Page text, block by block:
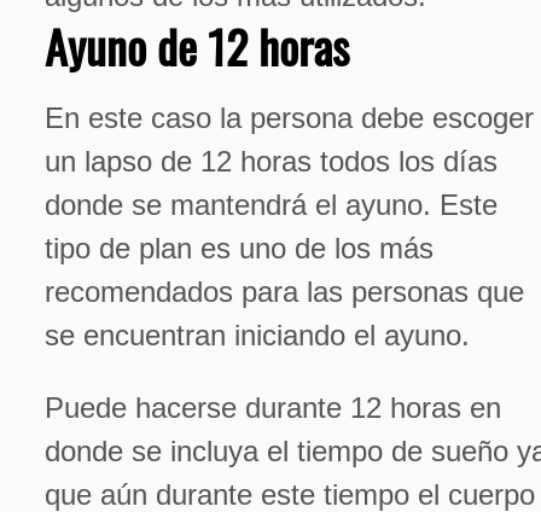
Ayuno de 12 horas
En este caso la persona debe escoger
un lapso de 12 horas todos los días
donde se mantendrá el ayuno. Este
tipo de plan es uno de los más
recomendados para las personas que
se encuentran iniciando el ayuno.
Puede hacerse durante 12 horas en
donde se incluya el tiempo de sueño
que aún durante este tiempo el cuerpo